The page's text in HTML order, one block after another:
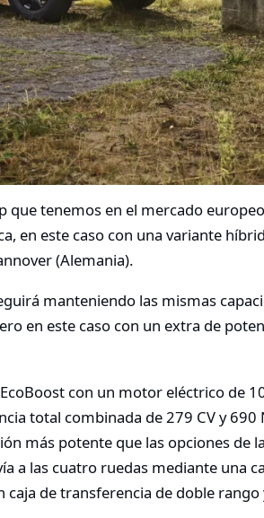
que tenemos en el mercado
en este caso con una variante
(Alemania).
manteniendo las mismas
en este caso con un extra de
con un motor eléctrico de
total combinada de 279 CV y
más potente que las opciones de
a las cuatro ruedas mediante una
caja de transferencia de doble